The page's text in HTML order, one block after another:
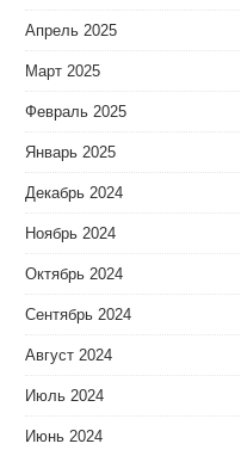
Апрель 2025
Март 2025
Февраль 2025
Январь 2025
Декабрь 2024
Ноябрь 2024
Октябрь 2024
Сентябрь 2024
Август 2024
Июль 2024
Июнь 2024